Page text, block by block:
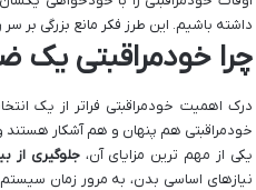
داشته باشیم. این طرز فکر مانع بزرگی بر
چرا خودمراقبتی یک
درک اهمیت خودمراقبتی فراتر از یک
خودمراقبتی هم پنهان و هم آشکار هستند و
یکی از مهم ترین مزایای آن،جلوگیری از
نیازهای اساسی بدن، به مرور زمان سیستم